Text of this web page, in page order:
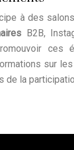
à des
B2B,
ces
sur
de la